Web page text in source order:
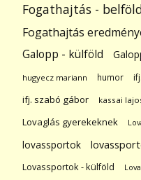
Fogathajtás -
Fogathajtás
Galopp - külföld
hugyecz mariann humor
ifj. szabó gábor kassai
Lovaglás gyerekeknek
lovassportok
Lovassportok - külföld